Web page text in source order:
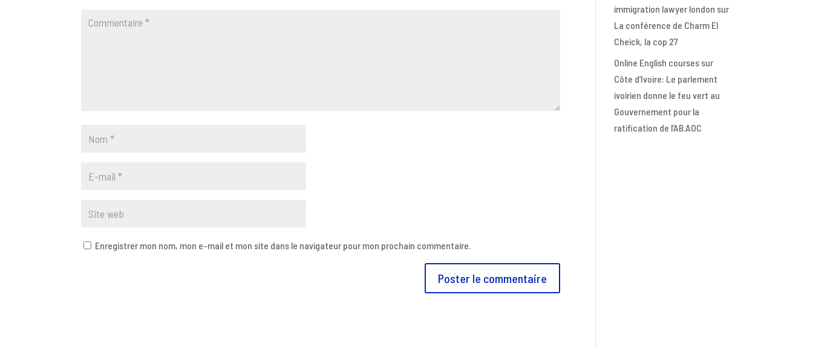
Enregistrer mon nom, mon e-mail et mon site dans le navigateur pour mon prochain commentaire.
immigration lawyer london sur
La conférence de Charm El
Cheick, la cop 27
Online English courses sur
Côte d’Ivoire: Le parlement
ivoirien donne le feu vert au
Gouvernement pour la
ratification de l’AB.AOC